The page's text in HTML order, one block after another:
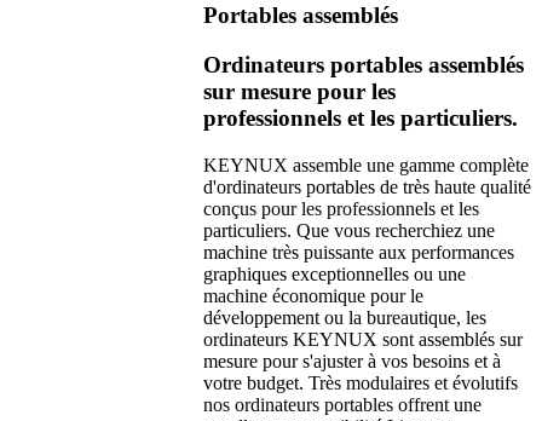
Portables assemblés
Ordinateurs portables assemblés
sur mesure pour les
professionnels et les particuliers.
KEYNUX assemble une gamme complète
d'ordinateurs portables de très haute qualité
conçus pour les professionnels et les
particuliers. Que vous recherchiez une
machine très puissante aux performances
graphiques exceptionnelles ou une
machine économique pour le
développement ou la bureautique, les
ordinateurs KEYNUX sont assemblés sur
mesure pour s'ajuster à vos besoins et à
votre budget. Très modulaires et évolutifs
nos ordinateurs portables offrent une